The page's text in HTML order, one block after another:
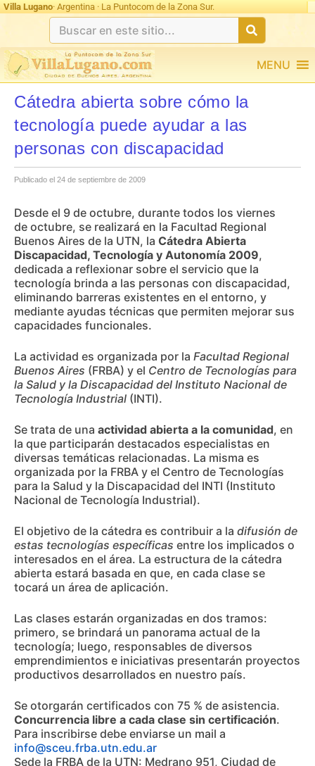
Villa Lugano· Argentina · La Puntocom de la Zona Sur.
MENU
Cátedra abierta sobre cómo la
tecnología puede ayudar a las
personas con discapacidad
Publicado el 24 de septiembre de 2009
Desde el 9 de octubre, durante todos los viernes
de octubre, se realizará en la Facultad Regional
Buenos Aires de la UTN, la Cátedra Abierta
Discapacidad, Tecnología y Autonomía 2009,
dedicada a reflexionar sobre el servicio que la
tecnología brinda a las personas con discapacidad,
eliminando barreras existentes en el entorno, y
mediante ayudas técnicas que permiten mejorar sus
capacidades funcionales.
La actividad es organizada por la Facultad Regional
Buenos Aires (FRBA) y el Centro de Tecnologías para
la Salud y la Discapacidad del Instituto Nacional de
Tecnología Industrial (INTI).
Se trata de una actividad abierta a la comunidad, en
la que participarán destacados especialistas en
diversas temáticas relacionadas. La misma es
organizada por la FRBA y el Centro de Tecnologías
para la Salud y la Discapacidad del INTI (Instituto
Nacional de Tecnología Industrial).
El objetivo de la cátedra es contribuir a la difusión de
estas tecnologías específicas entre los implicados o
interesados en el área. La estructura de la cátedra
abierta estará basada en que, en cada clase se
tocará un área de aplicación.
Las clases estarán organizadas en dos tramos:
primero, se brindará un panorama actual de la
tecnología; luego, responsables de diversos
emprendimientos e iniciativas presentarán proyectos
productivos desarrollados en nuestro país.
Se otorgarán certificados con 75 % de asistencia.
Concurrencia libre a cada clase sin certificación.
Para inscribirse debe enviarse un mail a
info@sceu.frba.utn.edu.ar
Sede la FRBA de la UTN: Medrano 951, Ciudad de